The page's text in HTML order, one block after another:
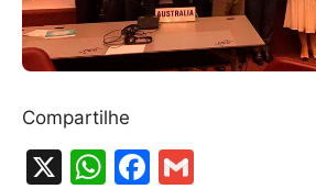
Compartilhe
X
W F